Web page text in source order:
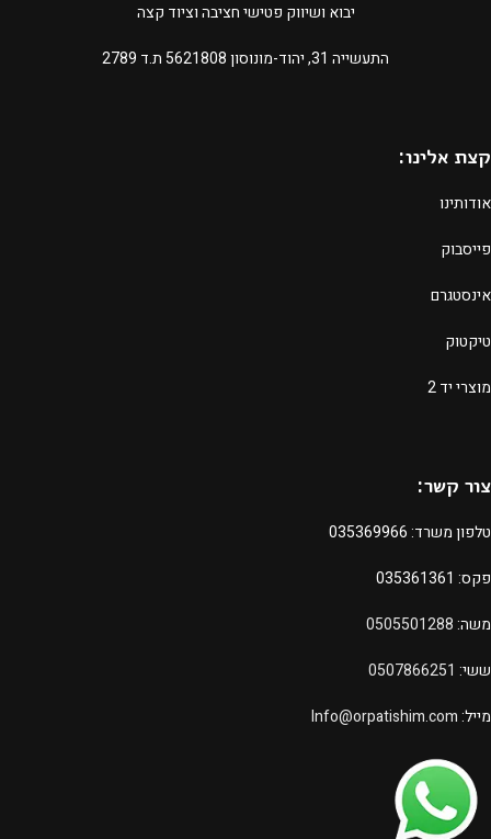
יבוא ושיווק פטישי חציבה וציוד קצה
התעשייה 31, יהוד-מונוסון 5621808 ת.ד 2789​
קצת אלינו:
אודותינו
פייסבוק
אינסטגרם
טיקטוק
מוצרי יד 2
צור קשר:
טלפון משרד:035369966
פקס: 035361361
משה:0505501288
ששי: 0507866251
מייל:Info@orpatishim.com